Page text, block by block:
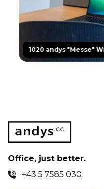
1020 andys "Messe" Wien
Office, just better.
+43 5 7585 030